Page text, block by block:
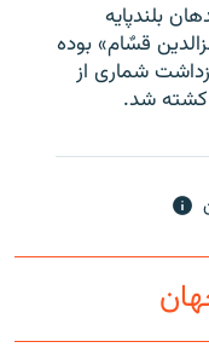
بلندپایه
قسٌام» بوده
شماری از
کشته شد.